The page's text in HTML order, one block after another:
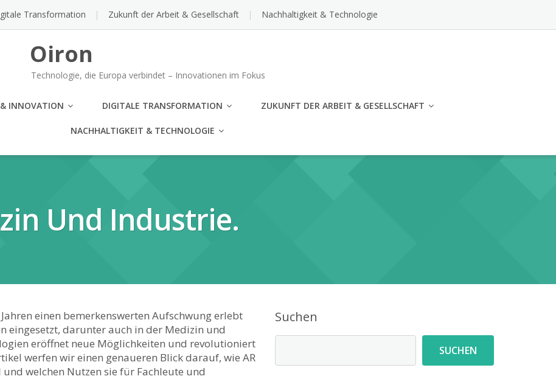
Transformation Zukunft der Arbeit & Gesellschaft Nachhaltigkeit & Technologie
Oiron
Technologie, die Europa verbindet – Innovationen im Fokus
INNOVATION DIGITALE TRANSFORMATION ZUKUNFT DER ARBEIT & GESELLSCHAFT
NACHHALTIGKEIT & TECHNOLOGIE
Und Industrie.
einen bemerkenswerten Aufschwung erlebt
eingesetzt, darunter auch⁣ in der Medizin ⁤und
eröffnet‍ neue Möglichkeiten ⁢und revolutioniert
werfen wir‍ einen genaueren Blick ‍darauf, wie⁣ AR
welchen Nutzen​ sie für Fachleute ⁤und‍
Suchen
SUCHEN